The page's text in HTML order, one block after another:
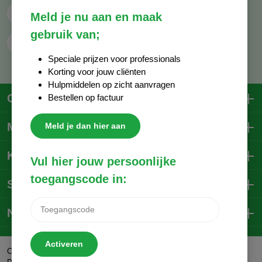
Whatsapp 06 - 81 38 59 03
Nieuwsbrief
Contactgegevens
Mijn account
Klantenservice
Social Media
Copyright © 2026
Trustpilot
Meld je nu aan en maak
gebruik van;
Speciale prijzen voor professionals
Korting voor jouw cliënten
Hulpmiddelen op zicht aanvragen
Bestellen op factuur
Meld je dan hier aan
Vul hier jouw persoonlijke
toegangscode in:
Activeren